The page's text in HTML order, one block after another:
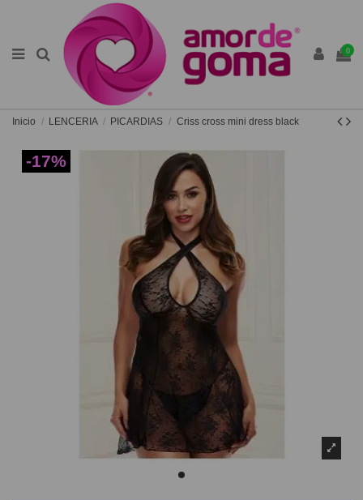
0
Inicio LENCERIA PICARDIAS Criss cross mini dress black
-17%